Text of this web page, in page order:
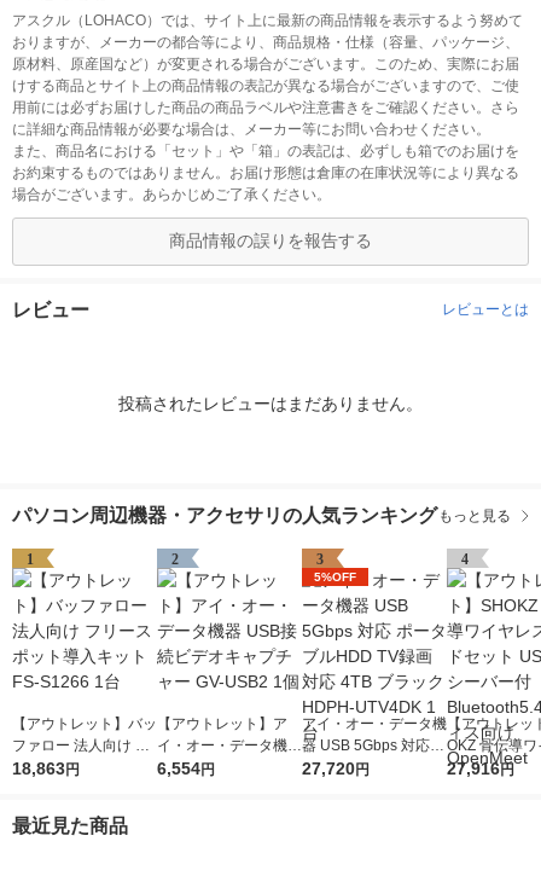
アスクル（LOHACO）では、サイト上に最新の商品情報を表示するよう努めて
おりますが、メーカーの都合等により、商品規格・仕様（容量、パッケージ、
原材料、原産国など）が変更される場合がございます。このため、実際にお届
けする商品とサイト上の商品情報の表記が異なる場合がございますので、ご使
用前には必ずお届けした商品の商品ラベルや注意書きをご確認ください。さら
に詳細な商品情報が必要な場合は、メーカー等にお問い合わせください。
また、商品名における「セット」や「箱」の表記は、必ずしも箱でのお届けを
お約束するものではありません。お届け形態は倉庫の在庫状況等により異なる
場合がございます。あらかじめご了承ください。
商品情報の誤りを報告する
レビュー レビューとは
投稿されたレビューはまだありません。
パソコン周辺機器・アクセサリの人気ランキング もっと見る
1
【アウトレット】バッ
ファロー 法人向け フ
リースポット導入キッ
18,863円
2
【アウトレット】ア
イ・オー・データ機器
USB接続ビデオキャ
6,554円
3
5%OFF
アイ・オー・データ機
器 USB 5Gbps 対応
ポータブルHDD TV録
27,720円
4
【アウトレッ
OKZ 骨伝導
スヘッドセッ
27,916円
最近見た商品